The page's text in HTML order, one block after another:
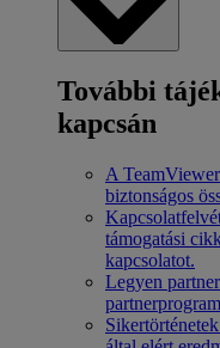
További
kapcsán
A
biztonságos
támogatási
kapcsolatot.
Legyen
Sikertörténetek